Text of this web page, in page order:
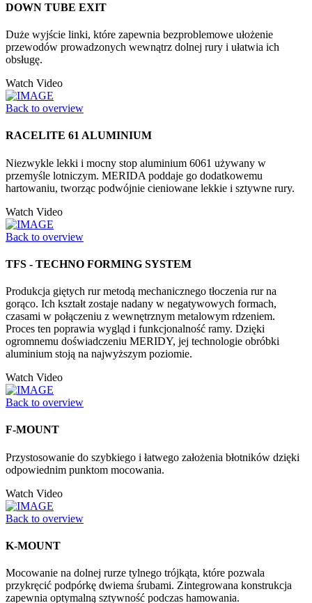
DOWN TUBE EXIT
Duże wyjście linki, które zapewnia bezproblemowe ułożenie
przewodów prowadzonych wewnątrz dolnej rury i ułatwia ich
obsługę.
Watch Video
Back to overview
RACELITE 61 ALUMINIUM
Niezwykle lekki i mocny stop aluminium 6061 używany w
przemyśle lotniczym. MERIDA poddaje go dodatkowemu
hartowaniu, tworząc podwójnie cieniowane lekkie i sztywne rury.
Watch Video
Back to overview
TFS - TECHNO FORMING SYSTEM
Produkcja giętych rur metodą mechanicznego tłoczenia rur na
gorąco. Ich kształt zostaje nadany w negatywowych formach,
czasami w połączeniu z wewnętrznym metalowym rdzeniem.
Proces ten poprawia wygląd i funkcjonalność ramy. Dzięki
ogromnemu doświadczeniu MERIDY, jej technologie obróbki
aluminium stoją na najwyższym poziomie.
Watch Video
Back to overview
F-MOUNT
Przystosowanie do szybkiego i łatwego założenia błotników dzięki
odpowiednim punktom mocowania.
Watch Video
Back to overview
K-MOUNT
Mocowanie na dolnej rurze tylnego trójkąta, które pozwala
przykręcić podpórkę dwiema śrubami. Zintegrowana konstrukcja
zapewnia optymalną sztywność podczas hamowania.